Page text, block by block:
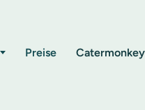
Preise Catermonkey